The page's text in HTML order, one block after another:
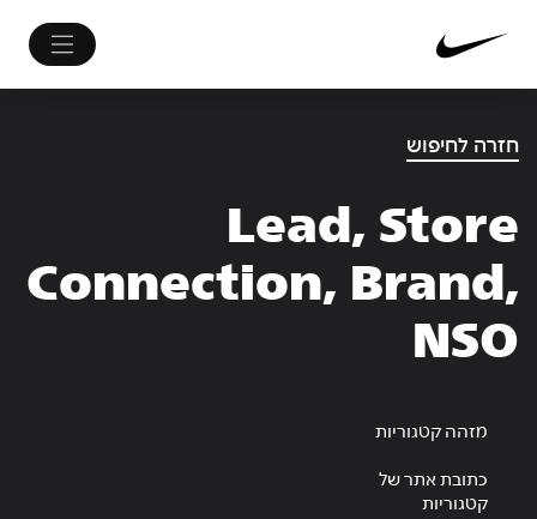
חזרה לחיפוש
Lead, Store
Connection, Brand,
NSO
מזהה קטגוריות
כתובת אתר של
קטגוריות